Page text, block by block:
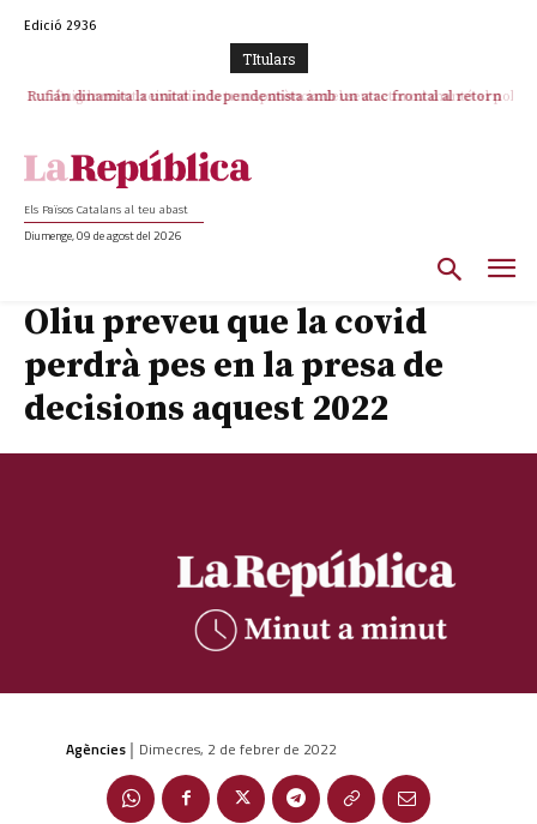
Edició 2936
TItulars
Rufián dinamita la unitat independentista amb un atac frontal al retorn
Puigdemont reivindica la transparència del seu retorn i manté el pols
Els Països Catalans al teu abast
Diumenge, 09 de agost del 2026
Oliu preveu que la covid
perdrà pes en la presa de
decisions aquest 2022
Agències | Dimecres, 2 de febrer de 2022